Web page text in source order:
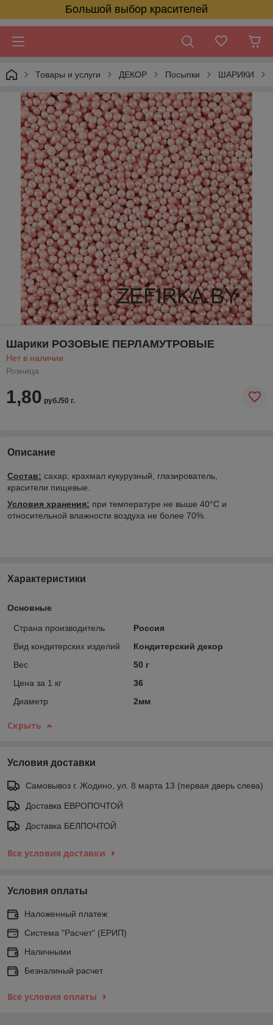
Большой выбор красителей
Товары и услуги ДЕКОР Посыпки ШАРИКИ
Шарики РОЗОВЫЕ ПЕРЛАМУТРОВЫЕ
Нет в наличии
Розница
1,80 руб./50 г.
Описание
Состав: сахар, крахмал кукурузный, глазирователь,
красители пищевые.
Условия хранения: при температуре не выше 40°С и
относительной влажности воздуха не более 70%.
Характеристики
Основные
Страна производитель
Россия
Вид кондитерских изделий
Кондитерский декор
Вес
50 г
Цена за 1 кг
36
Диаметр
2мм
Скрыть
Условия доставки
Самовывоз г. Жодино, ул. 8 марта 13 (первая дверь слева)
Доставка ЕВРОПОЧТОЙ
Доставка БЕЛПОЧТОЙ
Все условия доставки
Условия оплаты
Наложенный платеж
Система "Расчет" (ЕРИП)
Наличными
Безналиный расчет
Все условия оплаты